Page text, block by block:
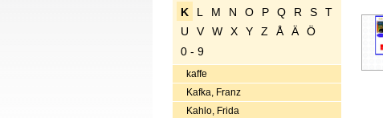
K
L M N O P Q R S
T
U
V W X Y Z Å Ä
Ö
0 - 9
kaffe
Kafka, Franz
Kahlo, Frida